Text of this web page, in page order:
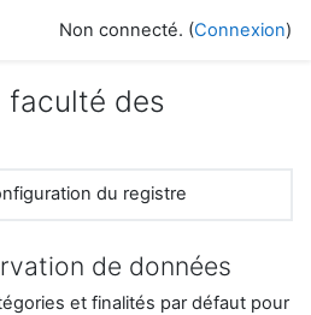
Non connecté. (Connexion)
faculté des
du registre
de données
et finalités par défaut pour